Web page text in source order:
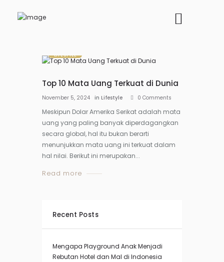
LIFESTYLE
Top 10 Mata Uang Terkuat di Dunia
November 5, 2024 in Lifestyle 0 Comments
Meskipun Dolar Amerika Serikat adalah mata
uang yang paling banyak diperdagangkan
secara global, hal itu bukan berarti
menunjukkan mata uang ini terkuat dalam
hal nilai. Berikut ini merupakan...
Read more
Recent Posts
Mengapa Playground Anak Menjadi
Rebutan Hotel dan Mal di Indonesia